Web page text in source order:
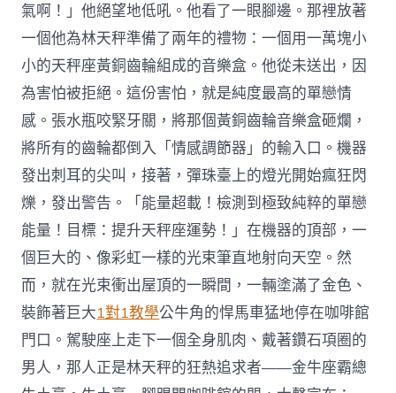
氣啊！」他絕望地低吼。他看了一眼腳邊。那裡放著
一個他為林天秤準備了兩年的禮物：一個用一萬塊小
小的天秤座黃銅齒輪組成的音樂盒。他從未送出，因
為害怕被拒絕。這份害怕，就是純度最高的單戀情
感。張水瓶咬緊牙關，將那個黃銅齒輪音樂盒砸爛，
將所有的齒輪都倒入「情感調節器」的輸入口。機器
發出刺耳的尖叫，接著，彈珠臺上的燈光開始瘋狂閃
爍，發出警告。「能量超載！檢測到極致純粹的單戀
能量！目標：提升天秤座運勢！」在機器的頂部，一
個巨大的、像彩虹一樣的光束筆直地射向天空。然
而，就在光束衝出屋頂的一瞬間，一輛塗滿了金色、
裝飾著巨大1對1教學公牛角的悍馬車猛地停在咖啡館
門口。駕駛座上走下一個全身肌肉、戴著鑽石項圈的
男人，那人正是林天秤的狂熱追求者——金牛座霸總